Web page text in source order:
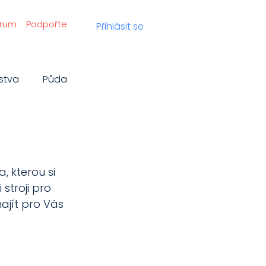
Podpořte Přihlásit se
Půda
kterou si
stroji pro
pro Vás